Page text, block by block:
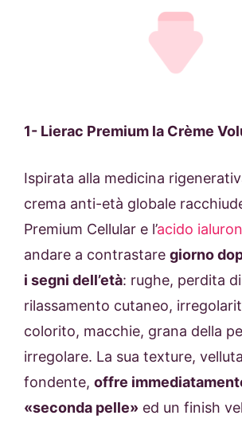
1- Lierac Premium la Crème
Ispirata alla medicina
crema anti-età globale
Premium Cellular e l’acido
andare a contrastare giorno
i segni dell’età: rughe, perdita
rilassamento cutaneo,
colorito, macchie, grana della
irregolare. La sua texture,
fondente, offre
«seconda pelle» ed un finish